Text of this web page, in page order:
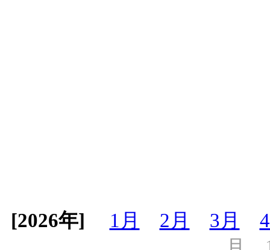
[2026年] 1月 2月 3月